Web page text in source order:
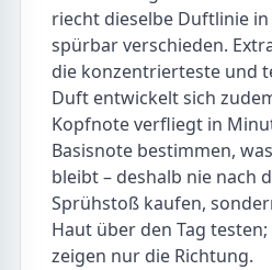
riecht dieselbe Duftlinie
spürbar verschieden.
die konzentrierteste und
Duft entwickelt sich
Kopfnote verfliegt in
Basisnote bestimmen,
bleibt – deshalb nie nach
Sprühstoß kaufen,
Haut über den Tag
zeigen nur die Richtung.